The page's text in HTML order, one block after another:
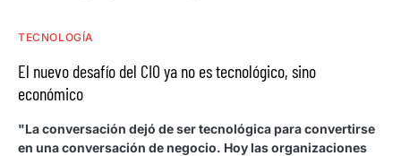
TECNOLOGÍA
El nuevo desafío del CIO ya no es tecnológico, sino
económico
"La conversación dejó de ser tecnológica para convertirse
en una conversación de negocio. Hoy las organizaciones